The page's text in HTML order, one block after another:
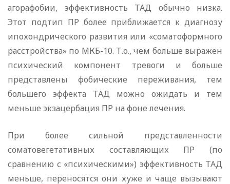
агорафобии, эффективность ТАД обычно низка.
Этот подтип ПР более приближается к диагнозу
ипохондрического развития или «соматоформного
расстройства» по МКБ-10. Т.о., чем больше выражен
психический компонент тревоги и больше
представлены фобические переживания, тем
большего эффекта ТАД можно ожидать и тем
меньше экзацербация ПР на фоне лечения.
При более сильной представленности
соматовегетативных составляющих ПР (по
сравнению с «психическими») эффективность ТАД
меньше, переносятся они хуже и чаще вызывают